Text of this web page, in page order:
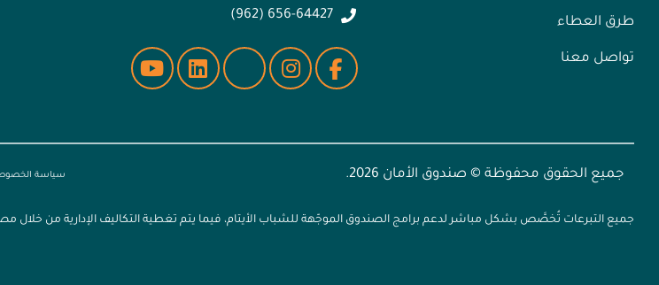
طرق العطاء
تواصل معنا
(962) 656-64427
جميع الحقوق محفوظة © صندوق الأمان 2026. سياسة
جميع التبرعات تُخصَّص بشكل مباشر لدعم برامج الصندوق الموجّهة للشباب الأيتام، فيما يتم تغطية التكاليف الإدارية من خلال